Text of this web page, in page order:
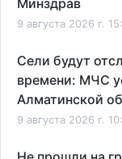
9 августа 2026 г.
Сели будут
времени: МЧС
Алматинской
9 августа 2026 г.